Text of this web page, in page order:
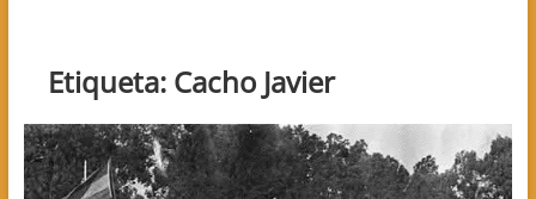
Etiqueta: Cacho Javier